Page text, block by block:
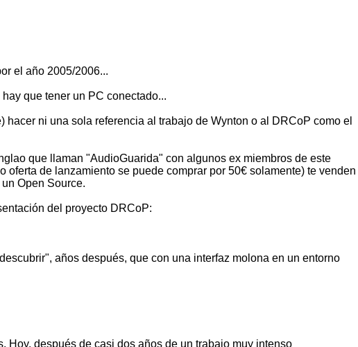
el año 2005/2006...
que tener un PC conectado...
ni una sola referencia al trabajo de Wynton o al DRCoP como el
que llaman "AudioGuarida" con algunos ex miembros de este
de lanzamiento se puede comprar por 50€ solamente) te venden
Open Source.
del proyecto DRCoP:
años después, que con una interfaz molona en un entorno
después de casi dos años de un trabajo muy intenso